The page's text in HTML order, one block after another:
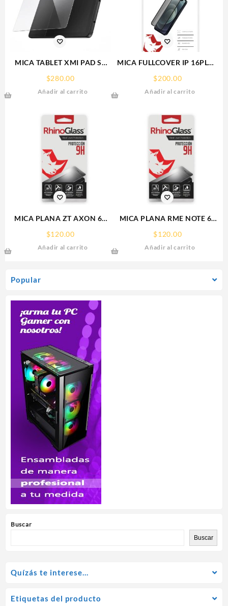
Popular
Buscar
Buscar
MICA TABLET XMI PAD SE
PROTECTOR RHINOGLASS
$280.00
Añadir al carrito
MICA FULLCOVER IP 16PLUS
$200.00
Añadir al carrito
MICA PLANA ZT AXON 60
ZTE 9H RHINOGLASS
$120.00
Añadir al carrito
MICA PLANA RME NOTE 60
REALME 9H RHINOGLASS
$120.00
Añadir al carrito
Quízás te interese…
Etiquetas del producto